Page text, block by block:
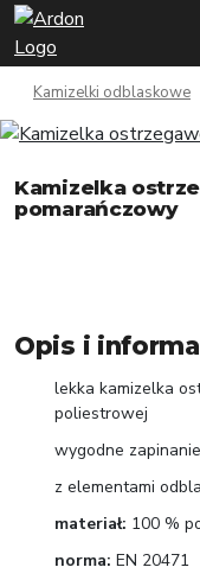
Kamizelki odblaskowe
Kamizelka
pomarańczowy
Opis i
lekka kamizelka
poliestrowej
wygodne
z elementami
materiał: 100 %
norma: EN 20471